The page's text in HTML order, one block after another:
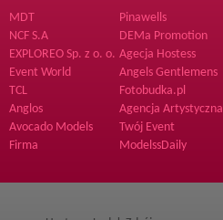
MDT
Pinawells
NCF S.A
DEMa Promotion
Polska Sp. z o.o. Sp.
Komandytowa
EXPLOREO Sp. z o. o. Agecja Hostess
InPlus
Event World
Angels Gentlemens
Club
TCL
Fotobudka.pl
Anglos
Agencja Artystyczna
BrzArt
Avocado Models
Twój Event
Firma ModelssDaily